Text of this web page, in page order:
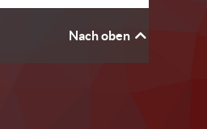
Nach oben